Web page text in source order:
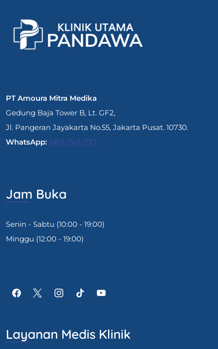
PT Amoura Mitra Medika
Gedung Baja Tower B, Lt. GF2,
Jl. Pangeran Jayakarta No.55, Jakarta Pusat. 10730.
WhatsApp: 0811-742-777
Jam Buka
Senin - Sabtu (10:00 - 19:00)
Minggu (12:00 - 19:00)
Layanan Medis Klinik